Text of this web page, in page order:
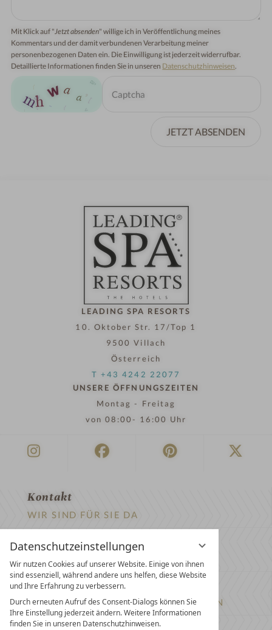
Datenschutzeinstellungen
Wir nutzen Cookies auf unserer Website. Einige von ihnen
sind essenziell, während andere uns helfen, diese Website
und Ihre Erfahrung zu verbessern.
Durch erneuten Aufruf des Consent-Dialogs können Sie
Ihre Einstellung jederzeit ändern. Weitere Informationen
finden Sie in unseren Datenschutzhinweisen.
Mit Klick auf "Jetzt absenden" willige ich in Veröffentlichung meines
Kommentars und der damit verbundenen Verarbeitung meiner
personenbezogenen Daten ein. Die Einwilligung ist jederzeit widerrufbar.
Detaillierte Informationen finden Sie in unseren Datenschutzhinweisen.
JETZT ABSENDEN
LEADING SPA RESORTS
10. Oktober Str. 17/Top 1
9500 Villach
Österreich
T +43 4242 22077
UNSERE ÖFFNUNGSZEITEN
Montag - Freitag
von 08:00- 16:00 Uhr
Kontakt
WIR SIND FÜR SIE DA
Newsletter
EXKLUSIVE ANGEBOTE SICHERN
Partnerhotel werden
LASSEN SIE IHR HOTEL AUSZEICHNEN